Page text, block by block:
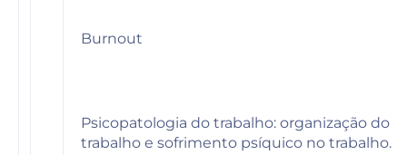
Burnout
Psicopatologia do trabalho: organização do
trabalho e sofrimento psíquico no trabalho.